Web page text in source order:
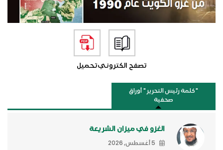
تصفح الكترونيتحميل
"كلمة رئيس التحرير " أوراق
صحفية
الغزو في ميزان الشريعة
5 أغسطس, 2026